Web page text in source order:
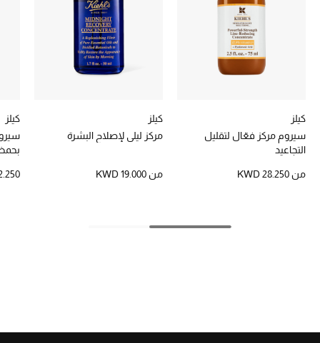
تشكيلة الأعراس
حقائب وأحذية متطابقة
هدايا للنساء
جميع الملابس النسائية
جميع الأحذية النسائية
كيلز
سيروم مركز فعّال لتقليل
التجاعيد
منKWD 28.250
كيلز
مركز ليلي لإصلاح البشرة
منKWD 19.000
كيلز